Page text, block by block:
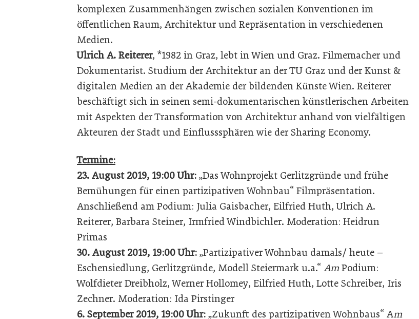
komplexen Zusammenhängen zwischen sozialen Konventionen im
öffentlichen Raum, Architektur und Repräsentation in verschiedenen
Medien.
Ulrich A. Reiterer, *1982 in Graz, lebt in Wien und Graz. Filmemacher und
Dokumentarist. Studium der Architektur an der TU Graz und der Kunst &
digitalen Medien an der Akademie der bildenden Künste Wien. Reiterer
beschäftigt sich in seinen semi-dokumentarischen künstlerischen Arbeiten
mit Aspekten der Transformation von Architektur anhand von vielfältigen
Akteuren der Stadt und Einflusssphären wie der Sharing Economy.
Termine:
23. August 2019, 19:00 Uhr: „Das Wohnprojekt Gerlitzgründe und frühe
Bemühungen für einen partizipativen Wohnbau“ Filmpräsentation.
Anschließend am Podium: Julia Gaisbacher, Eilfried Huth, Ulrich A.
Reiterer, Barbara Steiner, Irmfried Windbichler. Moderation: Heidrun
Primas
30. August 2019, 19:00 Uhr: „Partizipativer Wohnbau damals/ heute –
Eschensiedlung, Gerlitzgründe, Modell Steiermark u.a.“ AmPodium:
Wolfdieter Dreibholz, Werner Hollomey, Eilfried Huth, Lotte Schreiber, Iris
Zechner. Moderation: Ida Pirstinger
6. September 2019, 19:00 Uhr: „Zukunft des partizipativen Wohnbaus“ Am